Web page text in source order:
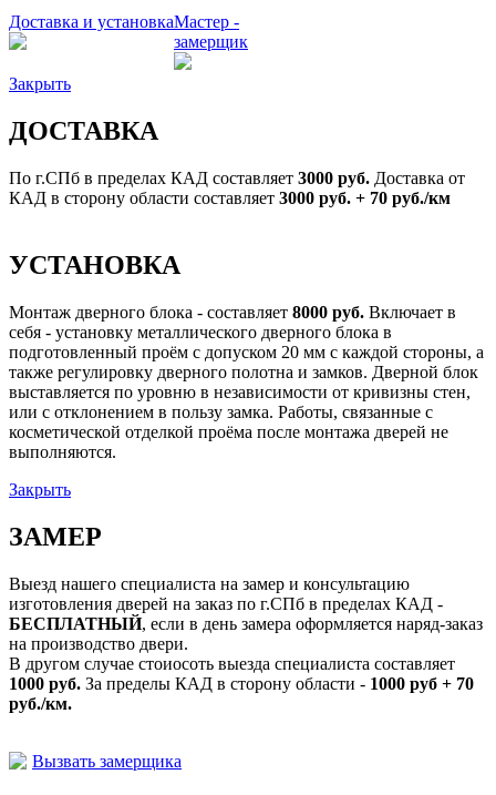
Доставка и установкаМастер -
замерщик
Закрыть
ДОСТАВКА
По г.СПб в пределах КАД составляет 3000 руб. Доставка от
КАД в сторону области составляет 3000 руб. + 70 руб./км
УСТАНОВКА
Монтаж дверного блока - составляет 8000 руб. Включает в
себя - установку металлического дверного блока в
подготовленный проём с допуском 20 мм с каждой стороны, а
также регулировку дверного полотна и замков. Дверной блок
выставляется по уровню в независимости от кривизны стен,
или с отклонением в пользу замка. Работы, связанные с
косметической отделкой проёма после монтажа дверей не
выполняются.
Закрыть
ЗАМЕР
Выезд нашего специалиста на замер и консультацию
изготовления дверей на заказ по г.СПб в пределах КАД -
БЕСПЛАТНЫЙ, если в день замера оформляется наряд-заказ
на производство двери.
В другом случае стоиосоть выезда специалиста составляет
1000 руб. За пределы КАД в сторону области - 1000 руб + 70
руб./км.
Вызвать замерщика